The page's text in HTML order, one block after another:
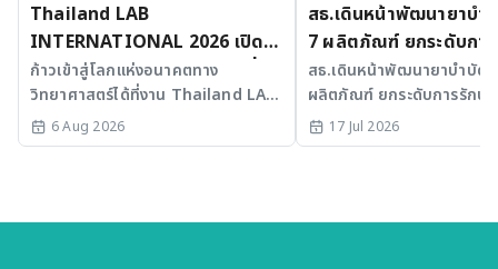
Thailand LAB
INTERNATIONAL 2026 เปิด
เวที AI รวม 3 งานใหญ่ ขับเคลื่อน
ไทยสู่ศูนย์กลางนวัตกรรมอาเซียน
ก้าวเข้าสู่โลกแห่งอนาคตทาง
วิทยาศาสตร์ได้ที่งาน Thailand LAB
INTERNATIONAL 2026
6 Aug 2026
สธ.เดินหน้าพัฒนายาบำ
7 ผลิตภัณฑ์ ยกระดับกา
มะเร็งและ SLE
สธ.เดินหน้าพัฒนายาบำบัด
ผลิตภัณฑ์ ยกระดับการรักษา
SLE พร้อมเร่ง Medical AI
ประเทศไทย
17 Jul 2026